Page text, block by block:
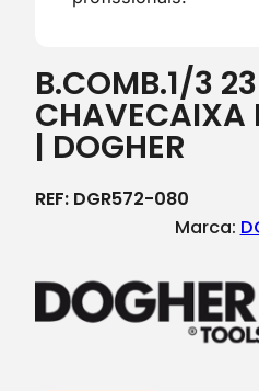
B.COMB.1/3 23
CHAVECAIXA
| DOGHER
REF: DGR572-080
Marca: